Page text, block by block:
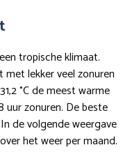
tropische klimaat.
met lekker veel zonuren
°C de meest warme
uur zonuren. De beste
de volgende weergave
het weer per maand.